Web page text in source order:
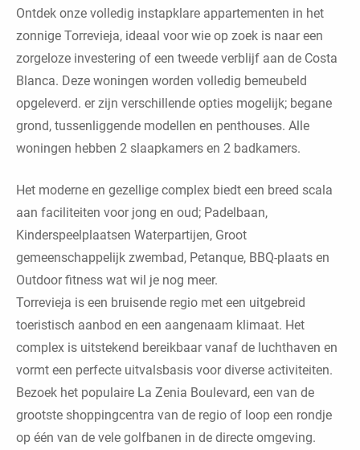
Ontdek onze volledig instapklare appartementen in het
zonnige Torrevieja, ideaal voor wie op zoek is naar een
zorgeloze investering of een tweede verblijf aan de Costa
Blanca. Deze woningen worden volledig bemeubeld
opgeleverd. er zijn verschillende opties mogelijk; begane
grond, tussenliggende modellen en penthouses. Alle
woningen hebben 2 slaapkamers en 2 badkamers.
Het moderne en gezellige complex biedt een breed scala
aan faciliteiten voor jong en oud; Padelbaan,
Kinderspeelplaatsen Waterpartijen, Groot
gemeenschappelijk zwembad, Petanque, BBQ-plaats en
Outdoor fitness wat wil je nog meer.
Torrevieja is een bruisende regio met een uitgebreid
toeristisch aanbod en een aangenaam klimaat. Het
complex is uitstekend bereikbaar vanaf de luchthaven en
vormt een perfecte uitvalsbasis voor diverse activiteiten.
Bezoek het populaire La Zenia Boulevard, een van de
grootste shoppingcentra van de regio of loop een rondje
op één van de vele golfbanen in de directe omgeving.